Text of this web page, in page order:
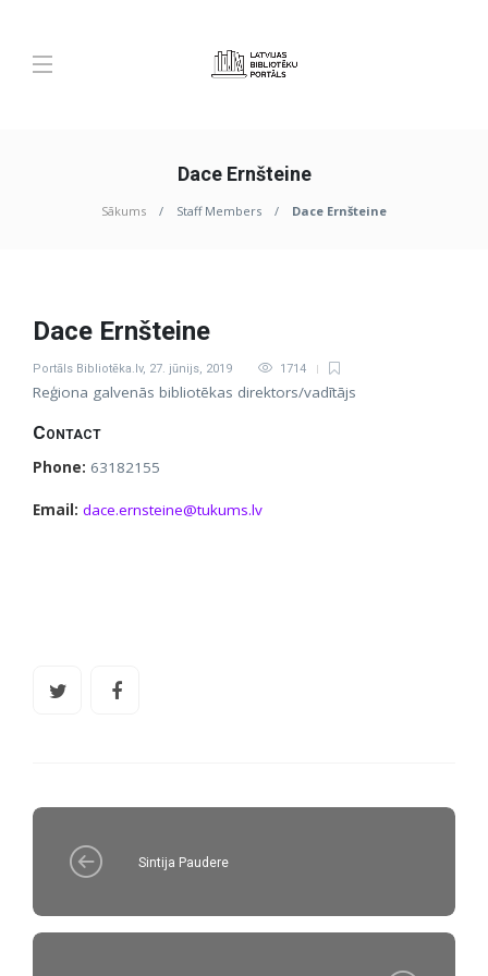
Dace Ernšteine
Sākums Staff Members Dace Ernšteine
Dace Ernšteine
Portāls Bibliotēka.lv, 27. jūnijs, 2019 1714
Reģiona galvenās bibliotēkas direktors/vadītājs
Contact
Phone: 63182155
Email: dace.ernsteine@tukums.lv
Sintija Paudere